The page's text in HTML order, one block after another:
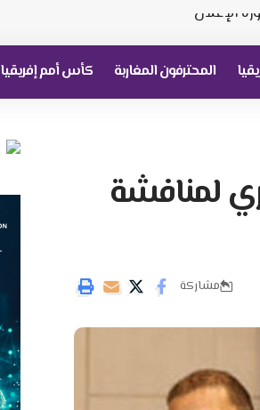
المحترفون المغاربة كأس أمم إفريقيا
لمنافشة
مشاركة